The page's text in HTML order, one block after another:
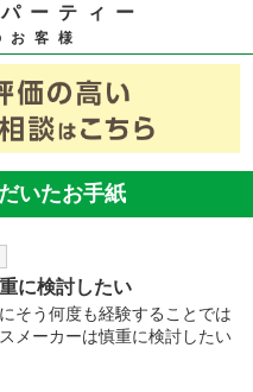
ーティー
お客様
いたお手紙
に検討したい
そう何度も経験することでは
メーカーは慎重に検討したい